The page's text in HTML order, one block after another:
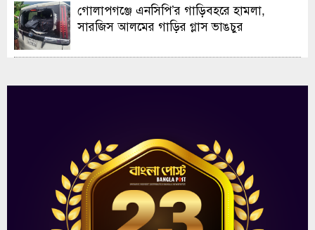
গোলাপগঞ্জে এনসিপি’র গাড়িবহরে হামলা,
সারজিস আলমের গাড়ির গ্লাস ভাঙচুর